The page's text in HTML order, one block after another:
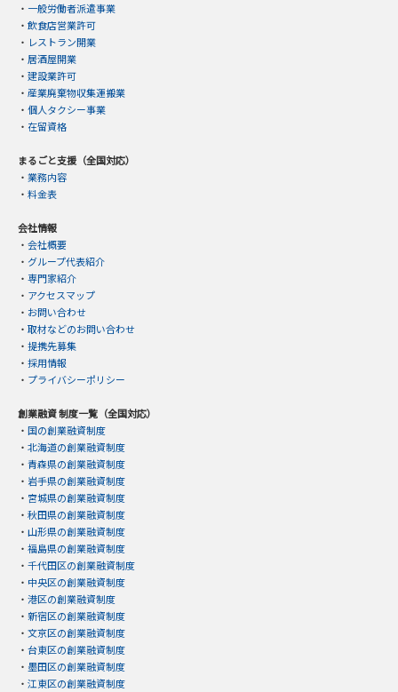
・ 一般労働者派遣事業
・ 飲食店営業許可
・ レストラン開業
・ 居酒屋開業
・ 建設業許可
・ 産業廃棄物収集運搬業
・ 個人タクシー事業
・ 在留資格
まるごと支援（全国対応）
・ 業務内容
・ 料金表
会社情報
・ 会社概要
・ グループ代表紹介
・ 専門家紹介
・ アクセスマップ
・ お問い合わせ
・ 取材などのお問い合わせ
・ 提携先募集
・ 採用情報
・ プライバシーポリシー
創業融資 制度一覧（全国対応）
・ 国の創業融資制度
・ 北海道の創業融資制度
・ 青森県の創業融資制度
・ 岩手県の創業融資制度
・ 宮城県の創業融資制度
・ 秋田県の創業融資制度
・ 山形県の創業融資制度
・ 福島県の創業融資制度
・ 千代田区の創業融資制度
・ 中央区の創業融資制度
・ 港区の創業融資制度
・ 新宿区の創業融資制度
・ 文京区の創業融資制度
・ 台東区の創業融資制度
・ 墨田区の創業融資制度
・ 江東区の創業融資制度